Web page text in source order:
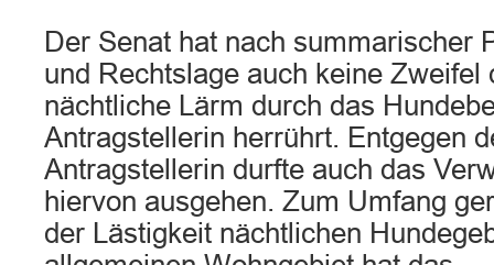
Der Senat hat nach summarischer
und Rechtslage auch keine Zweifel
nächtliche Lärm durch das
Antragstellerin herrührt. Entgegen
Antragstellerin durfte auch das
hiervon ausgehen. Zum Umfang
der Lästigkeit nächtlichen